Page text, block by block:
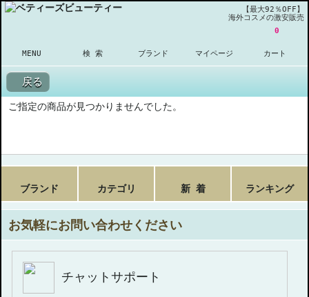
【最大92％OFF】
海外コスメの激安販売
MENU 検 索 ブランド マイページ
0
カート
戻る
ご指定の商品が見つかりませんでした。
ブランド カテゴリ 新 着 ランキング
お気軽にお問い合わせください
チャットサポート